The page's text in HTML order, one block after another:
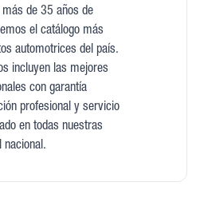
más de 35 años de
el catálogo más
automotrices del país.
incluyen las mejores
con garantía
profesional y servicio
en todas nuestras
nacional.